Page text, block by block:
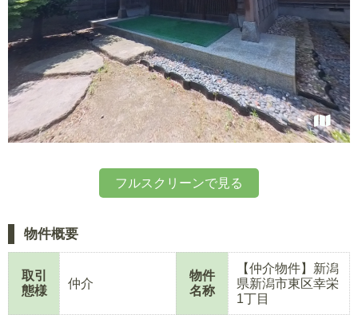
フルスクリーンで見る
物件概要
取引
態様
仲介
物件
名称
【仲介物件】新潟
県新潟市東区幸栄
1丁目